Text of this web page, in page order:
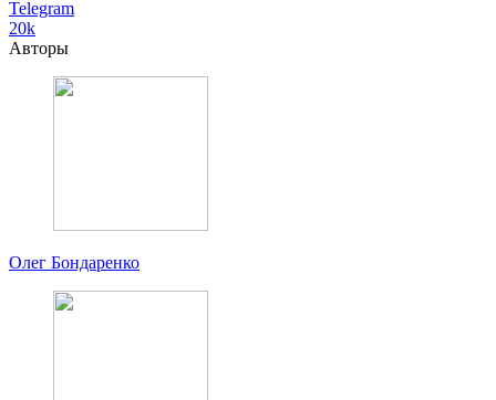
Telegram
20k
Авторы
Олег Бондаренко